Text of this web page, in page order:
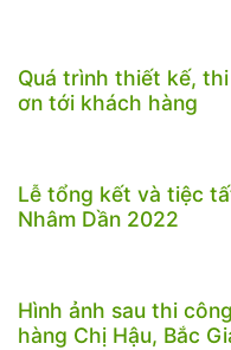
Quá trình thiết kế,
ơn tới khách hàng
Lễ tổng kết và tiệc
Nhâm Dần 2022
Hình ảnh sau thi
hàng Chị Hậu, Bắc